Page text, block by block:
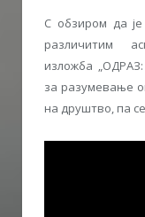
С обзиром да је
различитим
изложба
за разумевање
на друштво, па